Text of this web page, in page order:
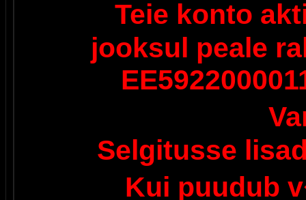
Teie konto
jooksul peale
Selgitusse
Kui puudub